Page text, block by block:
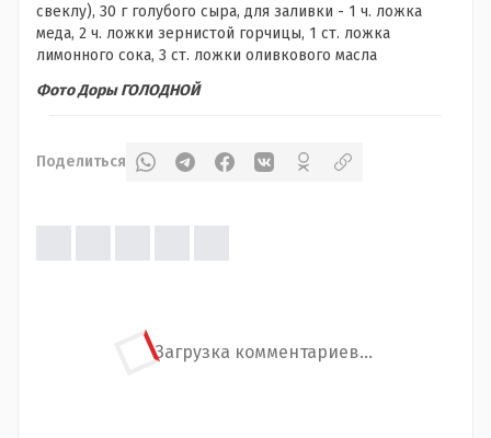
свеклу), 30 г голубого сыра, для заливки - 1 ч. ложка
меда, 2 ч. ложки зернистой горчицы, 1 ст. ложка
лимонного сока, 3 ст. ложки оливкового масла
Фото Доры ГОЛОДНОЙ
Поделиться
Загрузка комментариев...